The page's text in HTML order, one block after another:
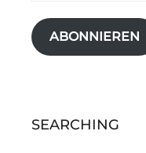
ABONNIEREN
SEARCHING